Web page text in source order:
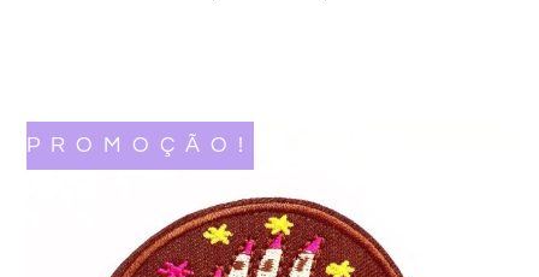
PROMOÇÃO!